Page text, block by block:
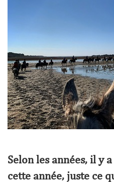
Selon les années, il y
cette année, juste ce